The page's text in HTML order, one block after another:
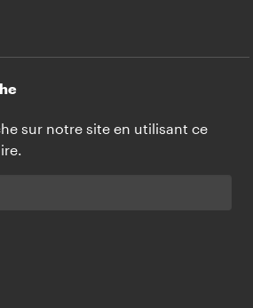
sur notre site en utilisant ce